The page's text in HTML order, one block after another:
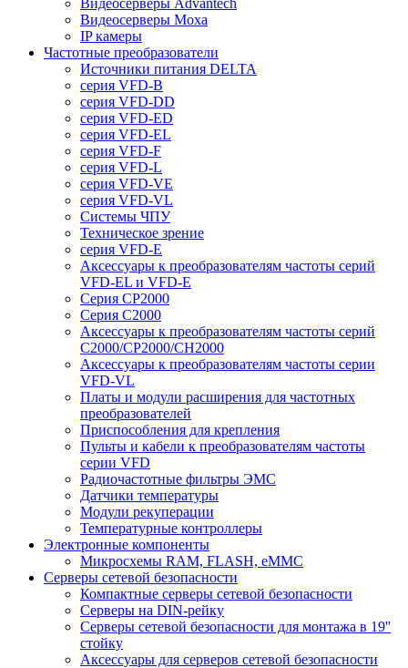
Видеосерверы Advantech
Видеосерверы Moxa
IP камеры
Частотные преобразователи
Источники питания DELTA
серия VFD-B
серия VFD-DD
серия VFD-ED
серия VFD-EL
серия VFD-F
серия VFD-L
серия VFD-VE
серия VFD-VL
Системы ЧПУ
Техническое зрение
серия VFD-E
Аксессуары к преобразователям частоты серий
VFD-EL и VFD-E
Серия CP2000
Серия C2000
Аксессуары к преобразователям частоты серий
С2000/CP2000/CH2000
Аксессуары к преобразователям частоты серии
VFD-VL
Платы и модули расширения для частотных
преобразователей
Приспособления для крепления
Пульты и кабели к преобразователям частоты
серии VFD
Радиочастотные фильтры ЭМС
Датчики температуры
Модули рекуперации
Температурные контроллеры
Электронные компоненты
Микросхемы RAM, FLASH, eMMC
Серверы сетевой безопасности
Компактные серверы сетевой безопасности
Серверы на DIN-рейку
Серверы сетевой безопасности для монтажа в 19''
стойку
Аксессуары для серверов сетевой безопасности